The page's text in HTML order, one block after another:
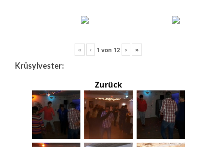
« ‹ 1 von 12 › »
Krüsylvester:
Zurück